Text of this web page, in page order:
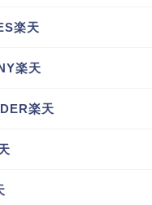
楽天
楽天
楽天